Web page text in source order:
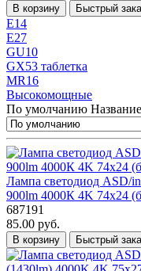
В корзину Быстрый
E14
E27
GU10
GX53 таблетка
MR16
Высокомощные
По умолчанию Название
Лампа светодиод ASD/
900lm 4000К 4K 74x24
687191
85.00 руб.
В корзину Быстрый